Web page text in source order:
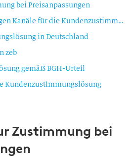
bei Preisanpassungen
Identifikation der richtigen Kanäle für die Kundenzustimmung
in Deutschland
zeb
gemäß BGH-Urteil
Kundenzustimmungslösung
Zustimmung bei